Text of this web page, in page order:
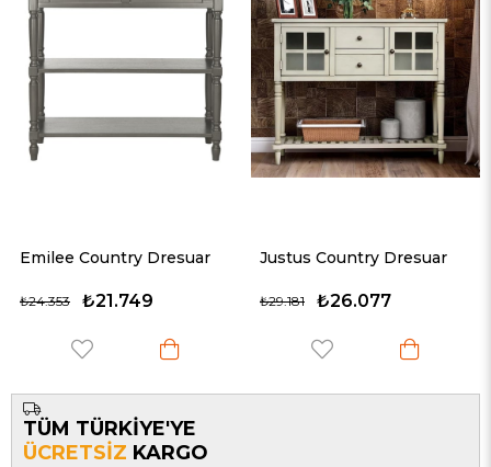
Emilee Country Dresuar
₺21.749
₺24.353
Justus Country Dresuar
₺26.077
₺29.181
TÜM TÜRKİYE'YE
ÜCRETSİZ KARGO